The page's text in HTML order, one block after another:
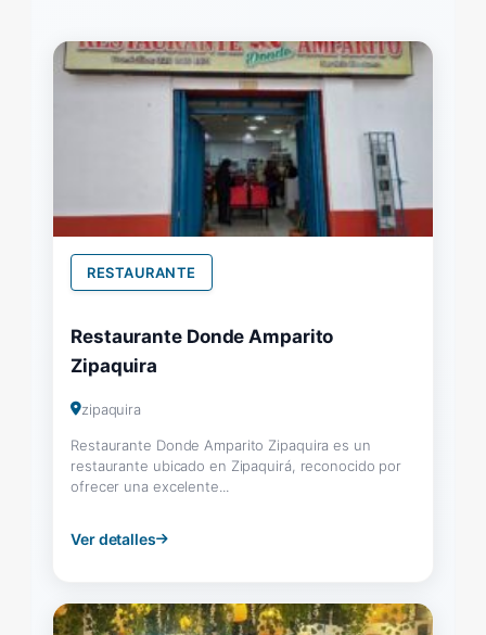
RESTAURANTE
Restaurante Donde Amparito
Zipaquira
zipaquira
Restaurante Donde Amparito Zipaquira es un
restaurante ubicado en Zipaquirá, reconocido por
ofrecer una excelente...
Ver detalles